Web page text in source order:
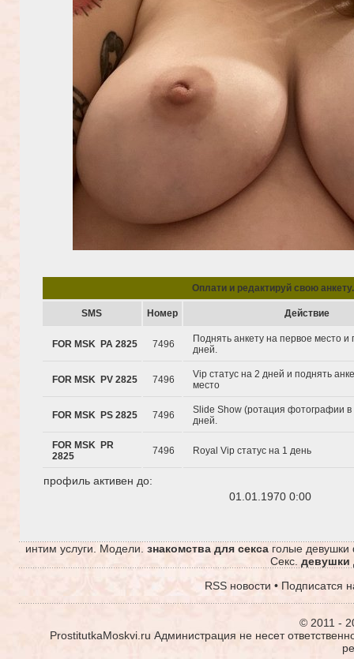
Oплати и редактируй свою анкету.
SMS Hомер Действие
FOR MSK PA 2825 7496
Поднять анкету на первое место и
дней.
FOR MSK PV 2825 7496
Vip статус на 2 дней и поднять
место
FOR MSK PS 2825 7496
Slide Show (ротация фотографии в
дней.
FOR MSK PR
2825
7496 Royal Vip статус на 1 день
профиль активен до:
01.01.1970 0:00
интим услуги. Модели. знакомства для секса голые
Секс. девушки
RSS новости • Подписатся
© 2011 -
ProstitutkaMoskvi.ru Администрация не несет